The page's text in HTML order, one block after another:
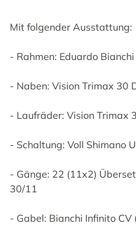
Mit folgender Ausstattung:
- Rahmen: Eduardo
- Naben: Vision Trimax 30
- Laufräder: Vision Trimax
- Schaltung: Voll Shimano
- Gänge: 22 (11x2)
30/11
- Gabel: Bianchi Infinito CV